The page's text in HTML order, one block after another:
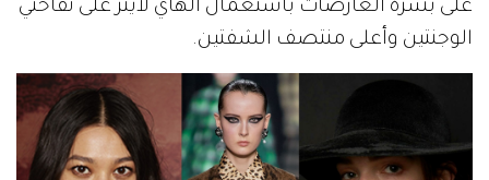
على بشرة العارضات باستعمال الهاي لايتر على تفاحتي
الوجنتين وأعلى منتصف الشفتين.